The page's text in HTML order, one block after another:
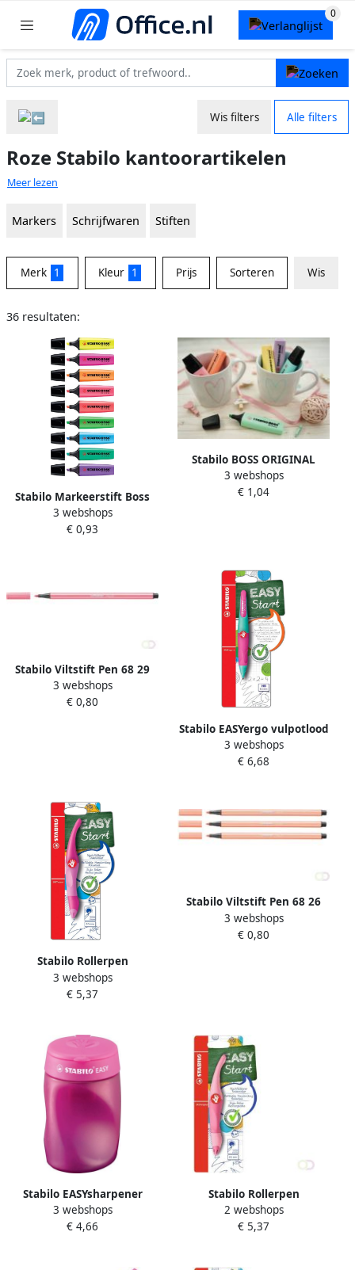
Wis filters Alle filters
Roze Stabilo kantoorartikelen
Meer lezen
Markers Schrijfwaren Stiften
Merk 1 Kleur 1 Prijs Sorteren Wis
36 resultaten:
Stabilo Markeerstift Boss
Original 70 56 roze
3 webshops
€ 0,93
Stabilo BOSS ORIGINAL
Pastel markeerstift frozen
fuchsia (fuchsia)
3 webshops
€ 1,04
Stabilo Viltstift Pen 68 29
medium roze
3 webshops
€ 0,80
Stabilo EASYergo vulpotlood
1 4 mm voor
rechtshandigen blister van
3 webshops
€ 6,68
Stabilo Rollerpen
Easyoriginal rechtshandig
roze lichtroze blister Ã 1
3 webshops
€ 5,37
Stabilo Viltstift Pen 68 26
medium apricot
3 webshops
€ 0,80
Stabilo EASYsharpener
potloodslijper 2 gaten voor
linkshandigen roze
3 webshops
€ 4,66
Stabilo Rollerpen
Easyoriginal rechtshandig
medium pastel poederroze
2 webshops
€ 5,37